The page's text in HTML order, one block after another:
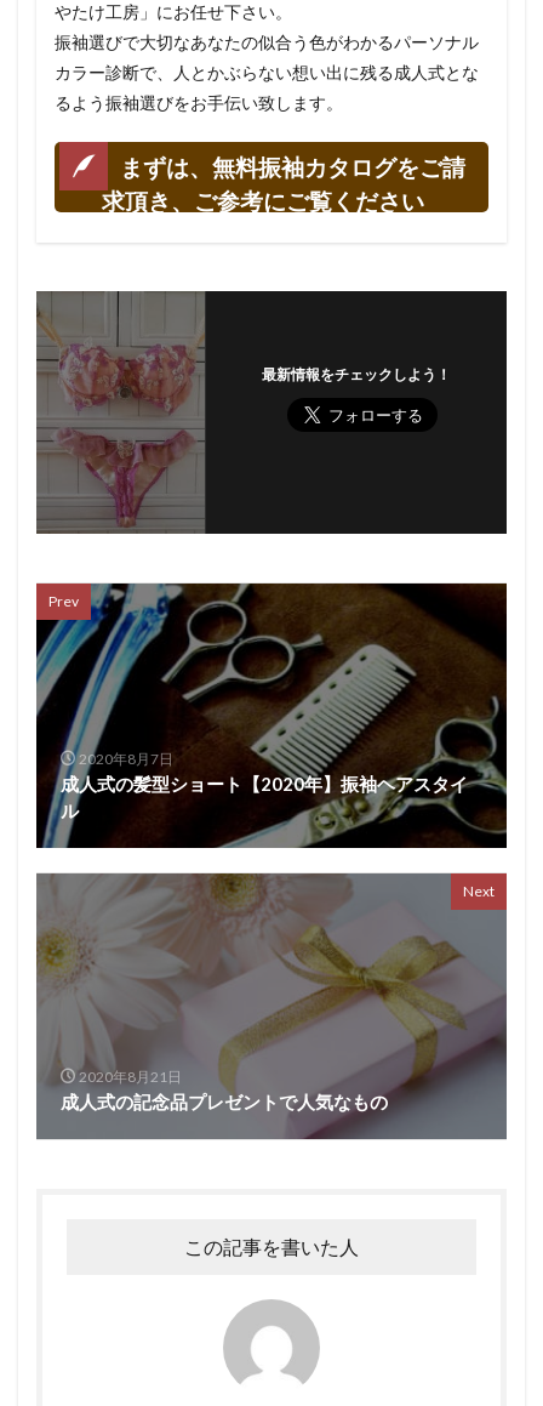
やたけ工房」にお任せ下さい。
振袖選びで大切なあなたの似合う色がわかるパーソナル
カラー診断で、人とかぶらない想い出に残る成人式とな
るよう振袖選びをお手伝い致します。
まずは、無料振袖カタログをご請
求頂き、ご参考にご覧ください
最新情報をチェックしよう！
Prev
2020年8月7日
成人式の髪型ショート【2020年】振袖ヘアスタイ
ル
Next
2020年8月21日
成人式の記念品プレゼントで人気なもの
この記事を書いた人